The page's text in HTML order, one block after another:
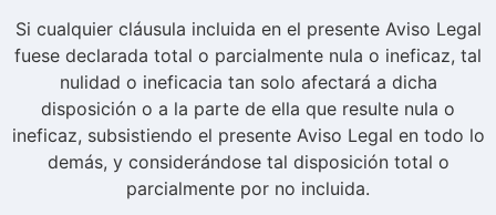
Si cualquier cláusula incluida en el presente Aviso Legal
fuese declarada total o parcialmente nula o ineficaz, tal
nulidad o ineficacia tan solo afectará a dicha
disposición o a la parte de ella que resulte nula o
ineficaz, subsistiendo el presente Aviso Legal en todo lo
demás, y considerándose tal disposición total o
parcialmente por no incluida.